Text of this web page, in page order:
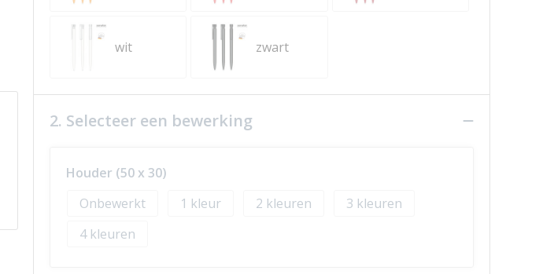
wit zwart
2. Selecteer een bewerking
Houder (50 x 30)
Onbewerkt
1 2
3
4